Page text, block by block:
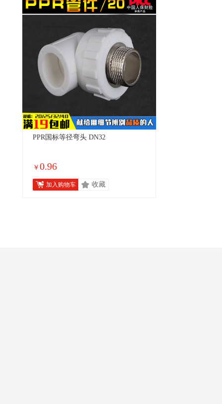
PPR国标等径弯头 DN32
￥ 0.96
加入购物车 收藏